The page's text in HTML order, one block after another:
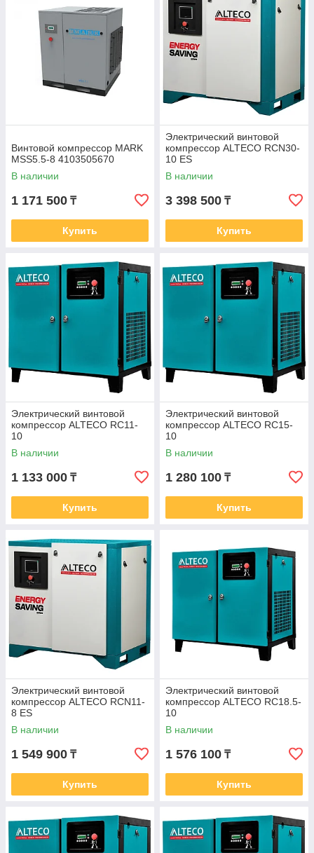
Винтовой компрессор MARK
MSS5.5-8 4103505670
В наличии
1 171 500 ₸
Купить
Электрический винтовой
компрессор ALTECO RCN30-
10 ES
В наличии
3 398 500 ₸
Купить
Электрический винтовой
компрессор ALTECO RC11-
10
В наличии
1 133 000 ₸
Купить
Электрический винтовой
компрессор ALTECO RC15-
10
В наличии
1 280 100 ₸
Купить
Электрический винтовой
компрессор ALTECO RCN11-
8 ES
В наличии
1 549 900 ₸
Купить
Электрический винтовой
компрессор ALTECO RC18.5-
10
В наличии
1 576 100 ₸
Купить